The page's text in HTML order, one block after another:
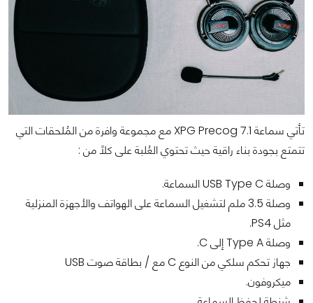
تأتي سماعة XPG Precog 7.1 مع مجموعة وافرة من المُلحقات التي
تتمتع بجودة بناء راقية حيث تحتوي العُلبة على كلاً من :
وصلة USB Type C السماعة.
وصلة 3.5 ملم لتشغيل السماعة على الهواتف والأجهزة المنزلية
مثل PS4.
وصلة Type A إلى C.
جهاز تحكم سلكي من النوع C مع / بطاقة صوت USB
ميكروفون.